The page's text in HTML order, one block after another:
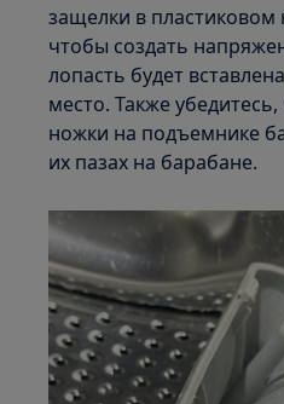
защелки в пластиковом
чтобы создать
лопасть будет
место. Также
ножки на подъемнике
их пазах на барабане.